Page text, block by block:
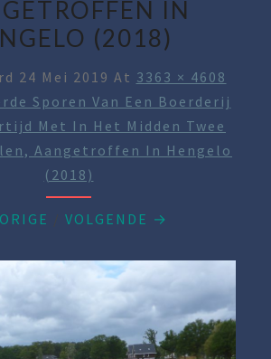
IN
(2018)
24 Mei 2019 At 3363 × 4608
Sporen Van Een Boerderij
Met In Het Midden Twee
Aangetroffen In Hengelo
(2018)
/ VOLGENDE →